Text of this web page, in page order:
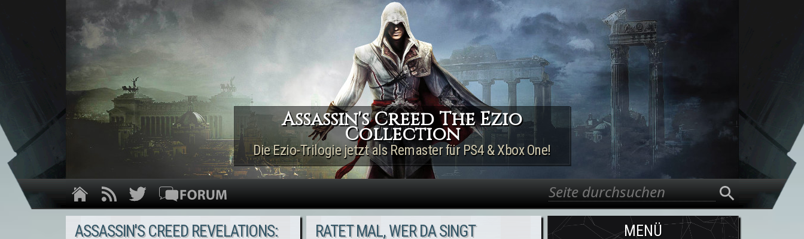
Direkt zum Inhalt
Assassin's Creed The Ezio
Collection
Die Ezio-Trilogie jetzt als Remaster für PS4 & Xbox One!
Suchformular
Suche
ASSASSIN'S CREED REVELATIONS:
RATET MAL, WER DA SINGT MENÜ